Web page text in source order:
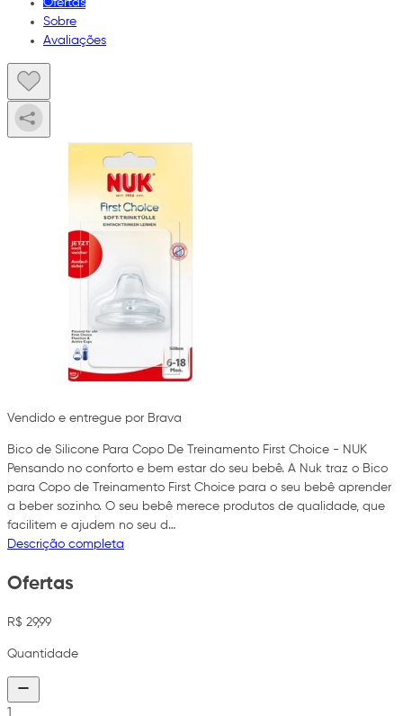
Ofertas
Sobre
Avaliações
Vendido e entregue por Brava
Bico de Silicone Para Copo De Treinamento First Choice - NUK
Pensando no conforto e bem estar do seu bebê. A Nuk traz o Bico
para Copo de Treinamento First Choice para o seu bebê aprender
a beber sozinho. O seu bebê merece produtos de qualidade, que
facilitem e ajudem no seu d…
Descrição completa
Ofertas
R$ 29,99
Quantidade
1